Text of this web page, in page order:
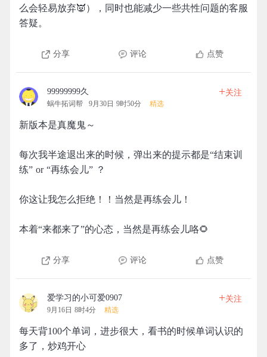
么会轻易放弃👿），同时也能减少一些共性问题的客服
答疑。
分享 评论 点赞
99999999久
蜗牛拓词帮 9月30日 9时50分 精选
+关注
新版本是真魔鬼～
每次我半途退出来的时候，弹出来的提示都是“结束训
练” or “再练会儿” ？
你这让我怎么拒绝！！当然是再练会儿！
本着“来都来了”的心态，当然是再练会儿咯🌻
分享 评论 点赞
爱学习的小可爱0907
9月16日 8时4分 精选
+关注
每天背100个单词，进步很大，看书的时候单词认识的
多了，炒鸡开心